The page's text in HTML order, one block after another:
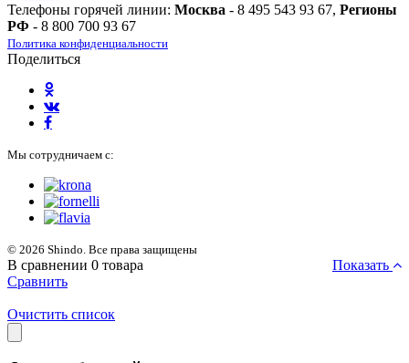
Телефоны горячей линии: Москва - 8 495 543 93 67, Регионы
РФ - 8 800 700 93 67
Политика конфиденциальности
Поделиться
Мы сотрудничаем с:
© 2026 Shindo. Все права защищены
В сравнении 0 товара
Показать
Сравнить
Очистить список